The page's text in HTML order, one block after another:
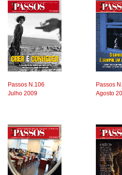
Passos N.106
Julho 2009
Passos
Agosto